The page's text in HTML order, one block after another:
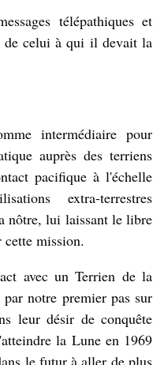
télépathiques et
celui à qui il devait la
intermédiaire pour
auprès des terriens
pacifique à l'échelle
extra-terrestres
nôtre, lui laissant le libre
mission.
avec un Terrien de la
notre premier pas sur
leur désir de conquête
la Lune en 1969
le futur à aller de plus